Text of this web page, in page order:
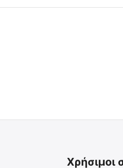
Χρήσιμοι